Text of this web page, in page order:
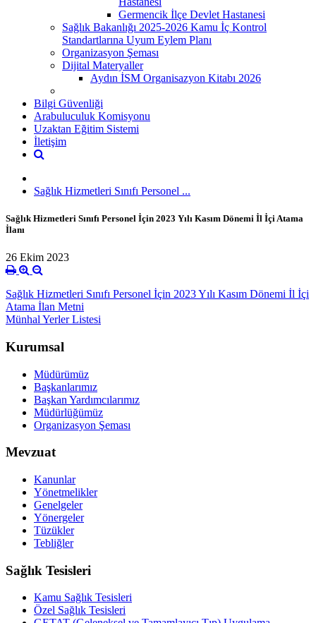
Germencik İlçe Devlet Hastanesi
Sağlık Bakanlığı 2025-2026 Kamu İç Kontrol
Standartlarına Uyum Eylem Planı
Organizasyon Şeması
Dijital Materyaller
Aydın İSM Organisazyon Kitabı 2026
Bilgi Güvenliği
Arabuluculuk Komisyonu
Uzaktan Eğitim Sistemi
İletişim
Sağlık Hizmetleri Sınıfı Personel ...
Sağlık Hizmetleri Sınıfı Personel İçin 2023 Yılı Kasım Dönemi İl İçi Atama
İlanı
26 Ekim 2023
Sağlık Hizmetleri Sınıfı Personel İçin 2023 Yılı Kasım Dönemi İl İçi
Atama İlan Metni
Münhal Yerler Listesi
Kurumsal
Müdürümüz
Başkanlarımız
Başkan Yardımcılarımız
Müdürlüğümüz
Organizasyon Şeması
Mevzuat
Kanunlar
Yönetmelikler
Genelgeler
Yönergeler
Tüzükler
Tebliğler
Sağlık Tesisleri
Kamu Sağlık Tesisleri
Özel Sağlık Tesisleri